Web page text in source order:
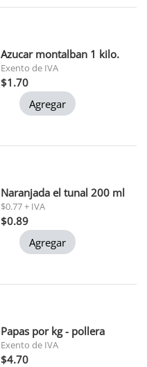
Azucar montalban 1 kilo.
Exento de IVA
$1.70
Agregar
Naranjada el tunal 200 ml
$0.77 + IVA
$0.89
Agregar
Papas por kg - pollera
Exento de IVA
$4.70